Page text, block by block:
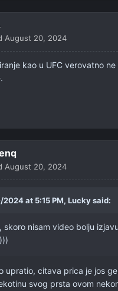
August 20, 2024
kao u UFC verovatno
August 20, 2024
at 5:15 PM, Luckysaid:
skoro nisam video bolju
upratio, citava prica je jos
svog prsta ovom